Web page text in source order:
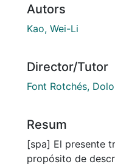
Autors
Kao, Wei-Li
Director/Tutor
Font Rotchés,
Resum
[spa] El presente
propósito de